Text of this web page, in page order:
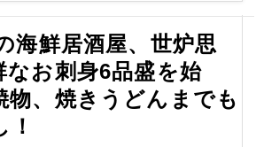
海鮮居酒屋、世炉思
お刺身6品盛を始
物、焼きうどんまでも